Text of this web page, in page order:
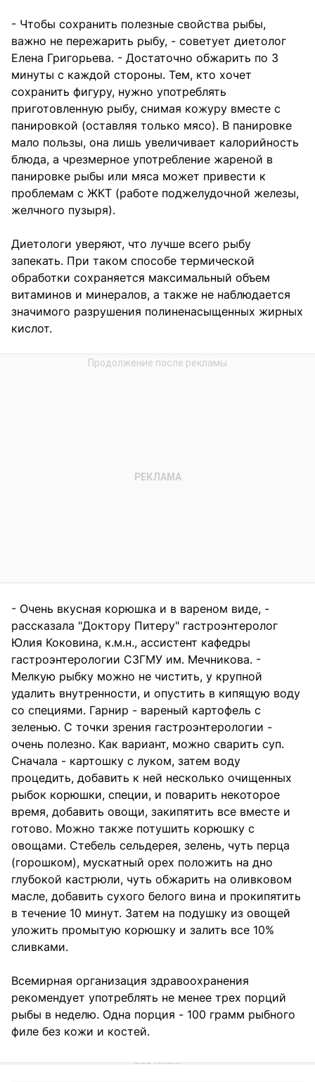
- Чтобы сохранить полезные свойства рыбы,
важно не пережарить рыбу, - советует диетолог
Елена Григорьева. - Достаточно обжарить по 3
минуты с каждой стороны. Тем, кто хочет
сохранить фигуру, нужно употреблять
приготовленную рыбу, снимая кожуру вместе с
панировкой (оставляя только мясо). В панировке
мало пользы, она лишь увеличивает калорийность
блюда, а чрезмерное употребление жареной в
панировке рыбы или мяса может привести к
проблемам с ЖКТ (работе поджелудочной железы,
желчного пузыря).
Диетологи уверяют, что лучше всего рыбу
запекать. При таком способе термической
обработки сохраняется максимальный объем
витаминов и минералов, а также не наблюдается
значимого разрушения полиненасыщенных жирных
кислот.
- Очень вкусная корюшка и в вареном виде, -
рассказала "Доктору Питеру" гастроэнтеролог
Юлия Коковина, к.м.н., ассистент кафедры
гастроэнтерологии СЗГМУ им. Мечникова. -
Мелкую рыбку можно не чистить, у крупной
удалить внутренности, и опустить в кипящую воду
со специями. Гарнир - вареный картофель с
зеленью. С точки зрения гастроэнтерологии -
очень полезно. Как вариант, можно сварить суп.
Сначала - картошку с луком, затем воду
процедить, добавить к ней несколько очищенных
рыбок корюшки, специи, и поварить некоторое
время, добавить овощи, закипятить все вместе и
готово. Можно также потушить корюшку с
овощами. Стебель сельдерея, зелень, чуть перца
(горошком), мускатный орех положить на дно
глубокой кастрюли, чуть обжарить на оливковом
масле, добавить сухого белого вина и прокипятить
в течение 10 минут. Затем на подушку из овощей
уложить промытую корюшку и залить все 10%
сливками.
Всемирная организация здравоохранения
рекомендует употреблять не менее трех порций
рыбы в неделю. Одна порция - 100 грамм рыбного
филе без кожи и костей.